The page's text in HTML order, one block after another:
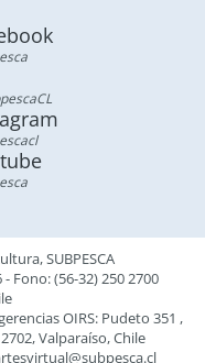
SUBPESCA
Fono: (56-32) 250 2700
OIRS: Pudeto 351 ,
Valparaíso, Chile